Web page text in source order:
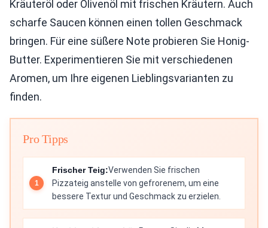
Kräuteröl oder Olivenöl mit frischen Kräutern. Auch
scharfe Saucen können einen tollen Geschmack
bringen. Für eine süßere Note probieren Sie Honig-
Butter. Experimentieren Sie mit verschiedenen
Aromen, um Ihre eigenen Lieblingsvarianten zu
finden.
Pro Tipps
Frischer Teig:Verwenden Sie frischen
Pizzateig anstelle von gefrorenem, um eine
bessere Textur und Geschmack zu erzielen.